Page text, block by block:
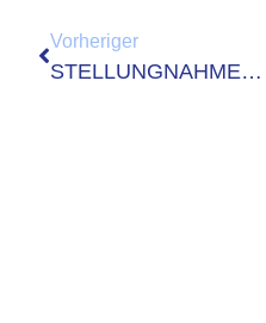
Vorheriger
STELLUNGNAHME: 2. KOMMENTIERUNG ZUM DEUTSCHLAND-STACK